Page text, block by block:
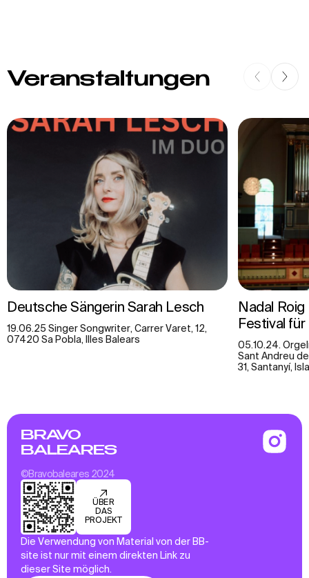
Veranstaltungen
Deutsche Sängerin Sarah Lesch
19.06.25 Singer Songwriter, Carrer Varet, 12,
07420 Sa Pobla, Illes Balears
Nadal
Festival
05.10.24.
Sant Andreu
31, Santanyí,
BRAVO
BALEARES
©Bravobaleares 2024
ÜBER
DAS
PROJEKT
Die Verwendung von Material von der BB-
site ist nur mit einem direkten Link zu
dieser Site möglich.